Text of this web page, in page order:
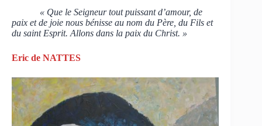
« Que le Seigneur tout puissant d’amour, de
paix et de joie nous bénisse au nom du Père, du Fils et
du saint Esprit. Allons dans la paix du Christ. »
Eric de NATTES